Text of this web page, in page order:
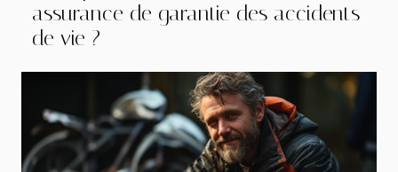
assurance de garantie des accidents
de vie ?